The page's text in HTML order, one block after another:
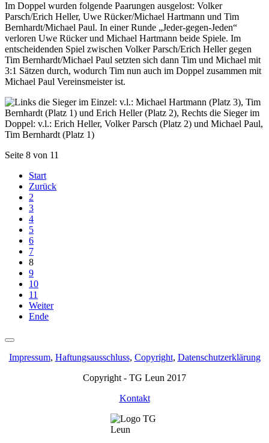
Im Doppel wurden folgende Paarungen ausgelost: Volker
Parsch/Erich Heller, Uwe Rücker/Michael Hartmann und Tim
Bernhardt/Michael Paul. In einer Runde „Jeder-gegen-Jeden“
verloren Uwe Rücker und Michael Hartmann beide Spiele. Im
entscheidenden Spiel zwischen Volker Parsch/Erich Heller gegen
Tim Bernhardt/Michael Paul setzten sich dann Tim und Michael mit
3:1 Sätzen durch, wodurch Tim nun auch im Doppel zusammen mit
Michael Paul Vereinsmeister ist.
Seite 8 von 11
Start
Zurück
2
3
4
5
6
7
8
9
10
11
Weiter
Ende
Impressum, Haftungsausschluss, Copyright, Datenschutzerklärung
Copyright - TG Leun 2017
Kontakt